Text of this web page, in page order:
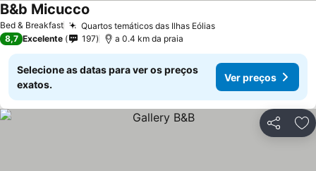
Bed & Breakfast Quartos temáticos das Ilhas Eólias
B&b Micucco
8,7 Excelente 197 a 0.4 km da praia
Selecione as datas para ver os preços
exatos.
Ver preços
Partilhar